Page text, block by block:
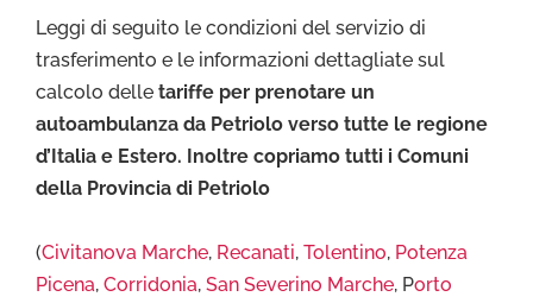
Leggi di seguito le condizioni del servizio di
trasferimento e le informazioni dettagliate sul
calcolo delle tariffe per prenotare un
autoambulanza da Petriolo verso tutte le regione
d’Italia e Estero. Inoltre copriamo tutti i Comuni
della Provincia di Petriolo
(Civitanova Marche, Recanati, Tolentino, Potenza
Picena, Corridonia, San Severino Marche, Porto